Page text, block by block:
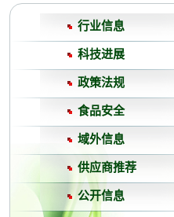
行业信息
科技进展
政策法规
食品安全
域外信息
供应商推荐
公开信息